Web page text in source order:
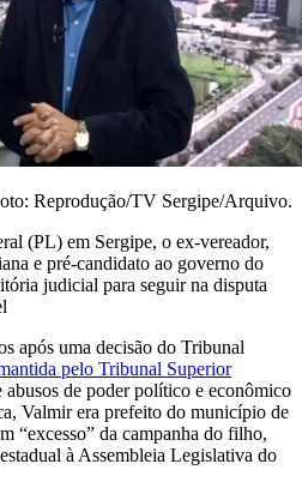
Reprodução/TV Sergipe/Arquivo.
(PL) em Sergipe, o ex-vereador,
e pré-candidato ao governo do
judicial para seguir na disputa
após uma decisão do Tribunal
pelo Tribunal Superior
abusos de poder político e econômico
Valmir era prefeito do município de
“excesso” da campanha do filho,
à Assembleia Legislativa do